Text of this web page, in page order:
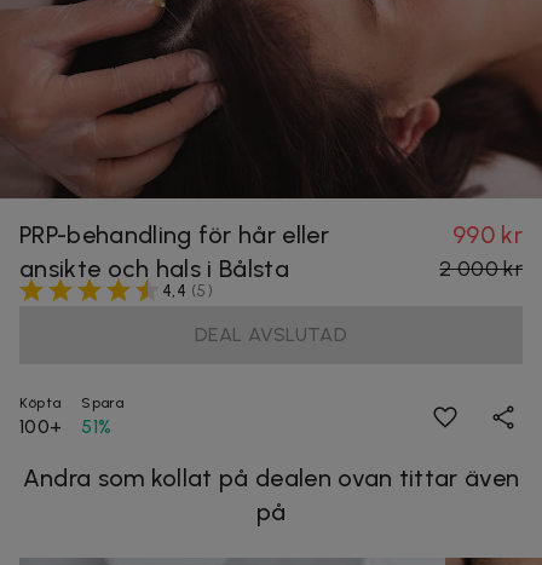
PRP-behandling för hår eller
ansikte och hals i Bålsta
990 kr
2 000 kr
4,4 (5)
DEAL AVSLUTAD
Köpta
100+
Spara
51%
Andra som kollat på dealen ovan tittar även
på